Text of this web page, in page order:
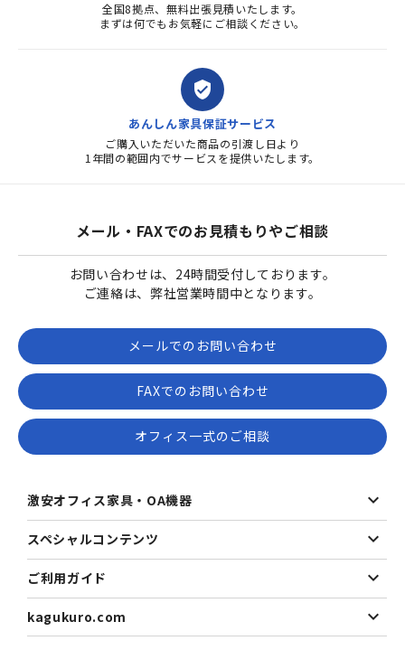
全国8拠点、無料出張見積いたします。
まずは何でもお気軽にご相談ください。
verified_user
あんしん家具保証サービス
ご購入いただいた商品の引渡し日より
1年間の範囲内でサービスを提供いたします。
メール・FAXでのお見積もりやご相談
お問い合わせは、24時間受付しております。
ご連絡は、弊社営業時間中となります。
メールでのお問い合わせ
FAXでのお問い合わせ
オフィス一式のご相談
激安オフィス家具・OA機器
スペシャルコンテンツ
ご利用ガイド
kagukuro.com